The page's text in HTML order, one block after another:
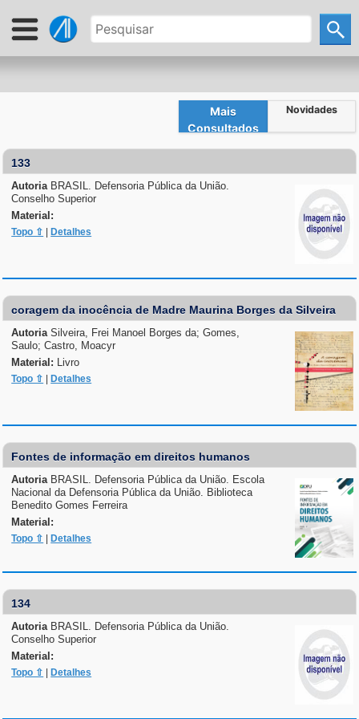
Mais
Consultados
Novidades
133
Autoria BRASIL. Defensoria Pública da União.
Conselho Superior
Material:
Topo ⇧ Detalhes
coragem da inocência de Madre Maurina Borges da Silveira
AutoriaSilveira, Frei Manoel Borges da; Gomes,
Saulo; Castro, Moacyr
Material:
Livro
Topo ⇧ Detalhes
Fontes de informação em direitos humanos
Autoria BRASIL. Defensoria Pública da União. Escola
Nacional da Defensoria Pública da União. Biblioteca
Benedito Gomes Ferreira
Material:
Topo ⇧ Detalhes
134
Autoria BRASIL. Defensoria Pública da União.
Conselho Superior
Material:
Topo ⇧ Detalhes